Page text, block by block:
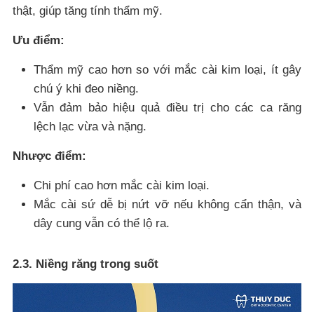
thật, giúp tăng tính thẩm mỹ.
Ưu điểm:
Thẩm mỹ cao hơn so với mắc cài kim loại, ít gây
chú ý khi đeo niềng.
Vẫn đảm bảo hiệu quả điều trị cho các ca răng
lệch lạc vừa và nặng.
Nhược điểm:
Chi phí cao hơn mắc cài kim loại.
Mắc cài sứ dễ bị nứt vỡ nếu không cẩn thận, và
dây cung vẫn có thể lộ ra.
2.3. Niềng răng trong suốt